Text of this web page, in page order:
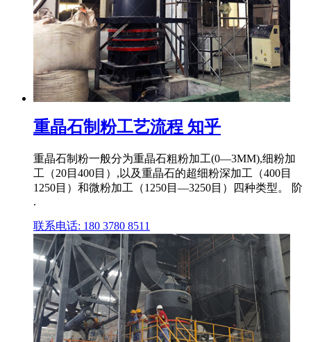
重晶石制粉工艺流程 知乎
重晶石制粉一般分为重晶石粗粉加工(0―3MM),细粉加
工（20目400目）,以及重晶石的超细粉深加工（400目
1250目）和微粉加工（1250目―3250目）四种类型。 阶
.
联系电话: 180 3780 8511